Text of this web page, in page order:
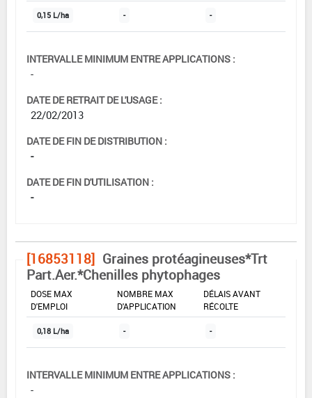
0,15 L/ha - -
INTERVALLE MINIMUM ENTRE APPLICATIONS :
-
DATE DE RETRAIT DE L'USAGE :
22/02/2013
DATE DE FIN DE DISTRIBUTION :
-
DATE DE FIN D'UTILISATION :
-
[16853118] Graines protéagineuses*Trt
Part.Aer.*Chenilles phytophages
DOSE MAX
D'EMPLOI
NOMBRE MAX
D'APPLICATION
DÉLAIS AVANT
RÉCOLTE
0,18 L/ha - -
INTERVALLE MINIMUM ENTRE APPLICATIONS :
-